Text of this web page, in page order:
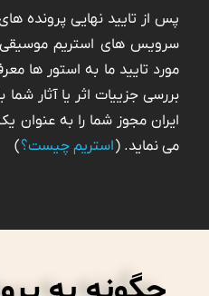
پس از تایید نهایی پرونده
سرویس های استریم
مورد تایید ما به استور ها
بررسی جزییات اثر یا آثار
ایران مجوز شما را به عنوان
می نماید. (استریم چیست؟)